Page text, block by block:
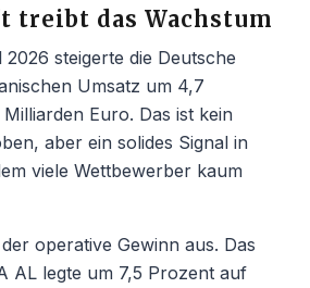
treibt das Wachstum
steigerte die Deutsche
Umsatz um 4,7
Euro. Das ist kein
aber ein solides Signal in
viele Wettbewerber kaum
operative Gewinn aus. Das
AL legte um 7,5 Prozent auf